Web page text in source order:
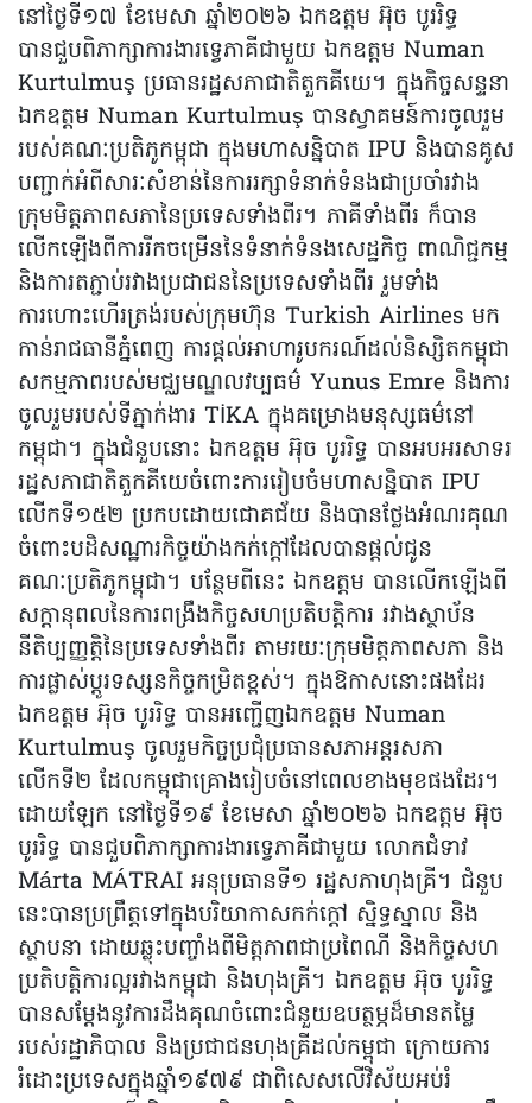
នៅថ្ងៃទី១៧ ខែមេសា ឆ្នាំ២០២៦ ឯកឧត្តម អ៊ុច បូររិទ្ធ
បានជួបពិភាក្សាការងារទ្វេភាគីជាមួយ ឯកឧត្តម Numan
Kurtulmuş ប្រធានរដ្ឋសភាជាតិតួកគីយេ។ ក្នុងកិច្ចសន្ទនា
ឯកឧត្តម Numan Kurtulmuş បានស្វាគមន៍ការចូលរួម
របស់គណៈប្រតិភូកម្ពុជា ក្នុងមហាសន្និបាត IPU និងបានគូស
បញ្ជាក់អំពីសារៈសំខាន់នៃការរក្សាទំនាក់ទំនងជាប្រចាំរវាង
ក្រុមមិត្តភាពសភានៃប្រទេសទាំងពីរ។ ភាគីទាំងពីរ ក៏បាន
លើកឡើងពីការរីកចម្រើននៃទំនាក់ទំនងសេដ្ឋកិច្ច ពាណិជ្ជកម្ម
និងការតភ្ជាប់រវាងប្រជាជននៃប្រទេសទាំងពីរ រួមទាំង
ការហោះហើរត្រង់របស់ក្រុមហ៊ុន Turkish Airlines មក
កាន់រាជធានីភ្នំពេញ ការផ្តល់អាហារូបករណ៍ដល់និស្សិតកម្ពុជា
សកម្មភាពរបស់មជ្ឈមណ្ឌលវប្បធម៌ Yunus Emre និងការ
ចូលរួមរបស់ទីភ្នាក់ងារ TİKA ក្នុងគម្រោងមនុស្សធម៌នៅ
កម្ពុជា។ ក្នុងជំនួបនោះ ឯកឧត្តម អ៊ុច បូររិទ្ធ បានអបអរសាទរ
រដ្ឋសភាជាតិតួកគីយេចំពោះការរៀបចំមហាសន្និបាត IPU
លើកទី១៥២ ប្រកបដោយជោគជ័យ និងបានថ្លែងអំណរគុណ
ចំពោះបដិសណ្ឋារកិច្ចយ៉ាងកក់ក្តៅដែលបានផ្តល់ជូន
គណៈប្រតិភូកម្ពុជា។ បន្ថែមពីនេះ ឯកឧត្តម បានលើកឡើងពី
សក្តានុពលនៃការពង្រឹងកិច្ចសហប្រតិបត្តិការ រវាងស្ថាប័ន
នីតិប្បញ្ញត្តិនៃប្រទេសទាំងពីរ តាមរយៈក្រុមមិត្តភាពសភា និង
ការផ្លាស់ប្តូរទស្សនកិច្ចកម្រិតខ្ពស់។ ក្នុងឱកាសនោះផងដែរ
ឯកឧត្តម អ៊ុច បូររិទ្ធ បានអញ្ជើញឯកឧត្តម Numan
Kurtulmuş ចូលរួមកិច្ចប្រជុំប្រធានសភាអន្តរសភា
លើកទី២ ដែលកម្ពុជាគ្រោងរៀបចំនៅពេលខាងមុខផងដែរ។
ដោយឡែក នៅថ្ងៃទី១៩ ខែមេសា ឆ្នាំ២០២៦ ឯកឧត្តម អ៊ុច
បូររិទ្ធ បានជួបពិភាក្សាការងារទ្វេភាគីជាមួយ លោកជំទាវ
Márta MÁTRAI អនុប្រធានទី១ រដ្ឋសភាហុងគ្រី។ ជំនួប
នេះបានប្រព្រឹត្តទៅក្នុងបរិយាកាសកក់ក្តៅ ស្និទ្ធស្នាល និង
ស្ថាបនា ដោយឆ្លុះបញ្ចាំងពីមិត្តភាពជាប្រពៃណី និងកិច្ចសហ
ប្រតិបត្តិការល្អរវាងកម្ពុជា និងហុងគ្រី។ ឯកឧត្តម អ៊ុច បូររិទ្ធ
បានសម្តែងនូវការដឹងគុណចំពោះជំនួយឧបត្ថម្ភដ៏មានតម្លៃ
របស់រដ្ឋាភិបាល និងប្រជាជនហុងគ្រីដល់កម្ពុជា ក្រោយការ
រំដោះប្រទេសក្នុងឆ្នាំ១៩៧៩ ជាពិសេសលើវិស័យអប់រំ